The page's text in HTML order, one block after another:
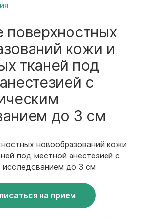
поверхностных
кожи и
тканей под
с
до 3 см
новообразований кожи
под местной анестезией с
исследованием до 3 см
на прием